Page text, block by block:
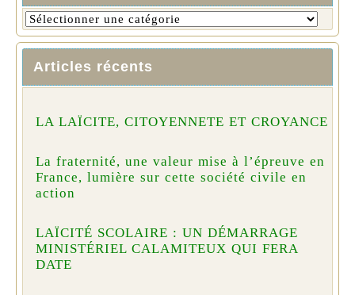
Articles récents
LA LAÏCITE, CITOYENNETE ET CROYANCE
La fraternité, une valeur mise à l’épreuve en
France, lumière sur cette société civile en
action
LAÏCITÉ SCOLAIRE : UN DÉMARRAGE
MINISTÉRIEL CALAMITEUX QUI FERA
DATE